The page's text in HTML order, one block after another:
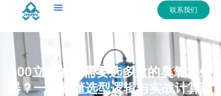
联系我们
100立方的水需要选多大的臭氧发生
器？一文看懂选型逻辑与实战计算建